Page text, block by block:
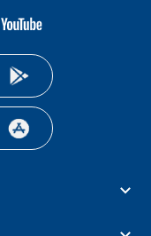
youtube-